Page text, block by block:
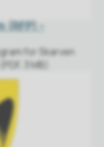
(RFP) -
for Skarven
3 MB)